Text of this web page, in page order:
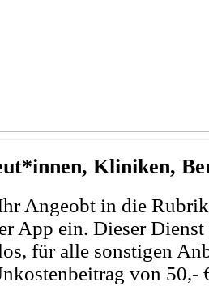
Kliniken,
Angeobt in die
App ein. Dieser
für alle sonstigen
von 50,-